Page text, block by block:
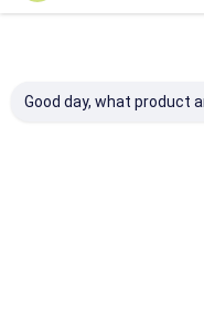
अनुशंसित उत्पाद
Good day, what product